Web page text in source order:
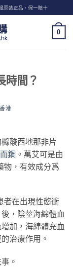
原裝正品，假一賠十
0
時間？
港
酸西地那非片
鋼 。萬艾可是由
物，有效成分爲
者在出現性慾衝
，陰莖海綿體血
加，海綿體充血
治療作用。
。